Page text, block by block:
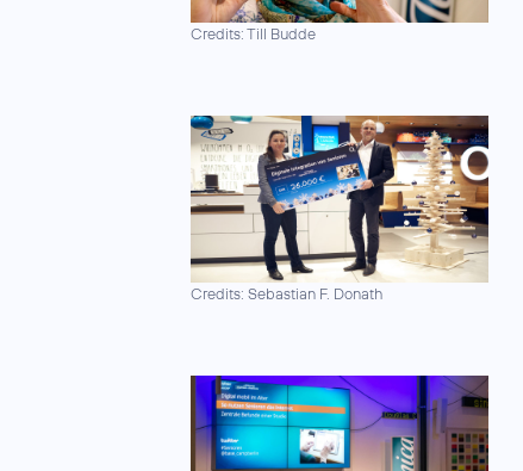
Credits: Till Budde
Credits: Sebastian F. Donath